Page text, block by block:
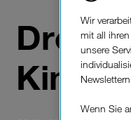
DreiWir
mit all
unsere
Wenn Sie